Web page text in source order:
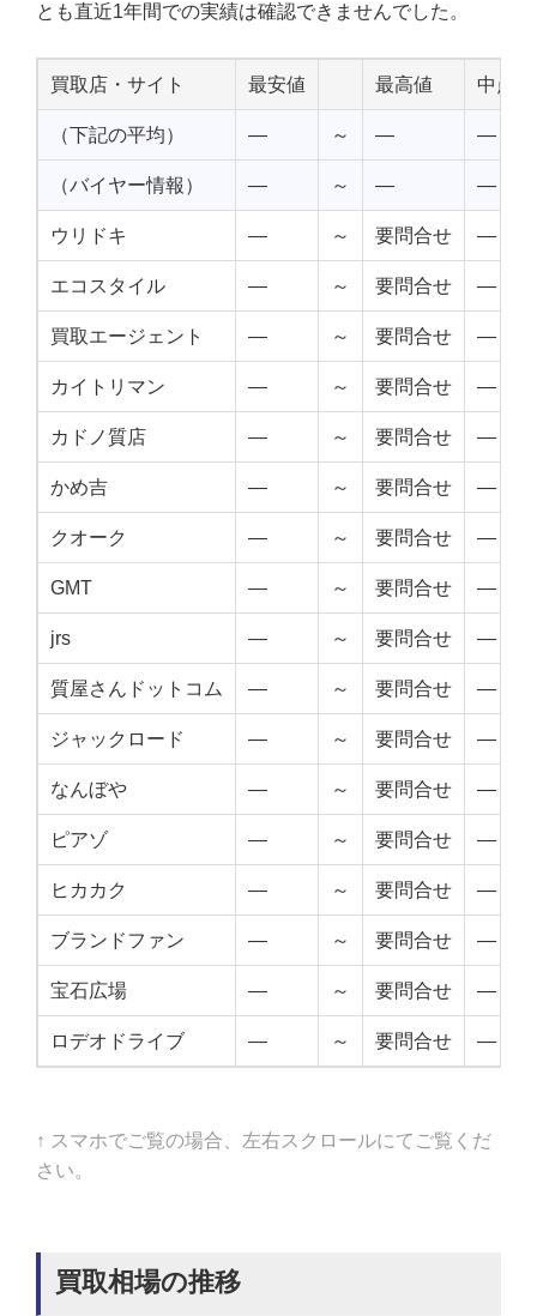
とも直近1年間での実績は確認できませんでした。
買取店・サイト 最安値 最高値 中点値
（下記の平均） — ～ — —
（バイヤー情報） — ～ — —
ウリドキ — ～ 要問合せ —
エコスタイル — ～ 要問合せ —
買取エージェント — ～ 要問合せ —
カイトリマン — ～ 要問合せ —
カドノ質店 — ～ 要問合せ —
かめ吉 — ～ 要問合せ —
クオーク — ～ 要問合せ —
GMT — ～ 要問合せ —
jrs — ～ 要問合せ —
質屋さんドットコム — ～ 要問合せ —
ジャックロード — ～ 要問合せ —
なんぼや — ～ 要問合せ —
ピアゾ — ～ 要問合せ —
ヒカカク — ～ 要問合せ —
ブランドファン — ～ 要問合せ —
宝石広場 — ～ 要問合せ —
ロデオドライブ — ～ 要問合せ —
↑ スマホでご覧の場合、左右スクロールにてご覧くだ
さい。
買取相場の推移